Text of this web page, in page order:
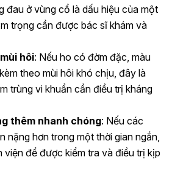
đau ở vùng cổ là dấu hiệu của một
trọng cần được bác sĩ khám và
hôi: Nếu ho có đờm đặc, màu
theo mùi hôi khó chịu, đây là
trùng vi khuẩn cần điều trị kháng
thêm nhanh chóng: Nếu các
nặng hơn trong một thời gian ngắn,
viện để được kiểm tra và điều trị kịp